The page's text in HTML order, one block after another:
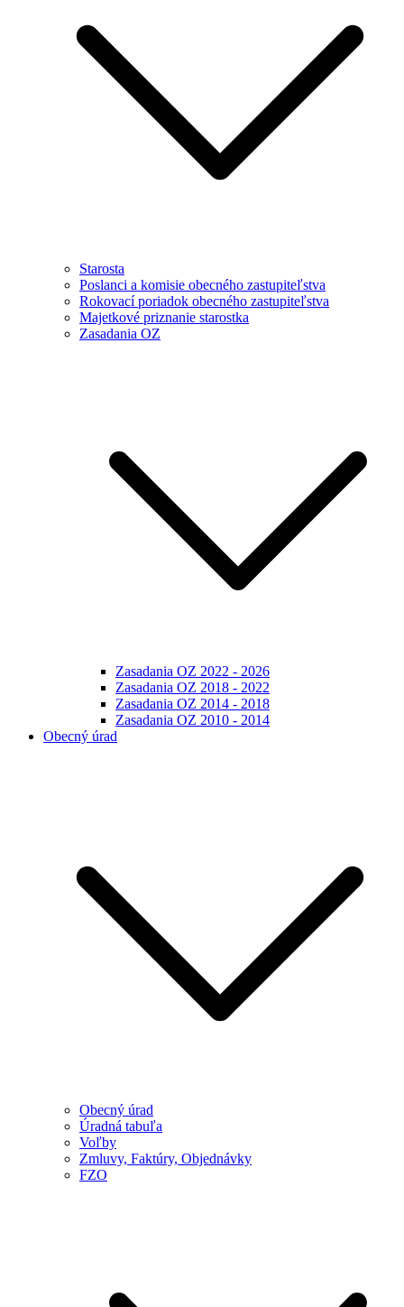
Starosta
Poslanci a komisie obecného zastupiteľstva
Rokovací poriadok obecného zastupiteľstva
Majetkové priznanie starostka
Zasadania OZ
Zasadania OZ 2022 - 2026
Zasadania OZ 2018 - 2022
Zasadania OZ 2014 - 2018
Zasadania OZ 2010 - 2014
Obecný úrad
Obecný úrad
Úradná tabuľa
Voľby
Zmluvy, Faktúry, Objednávky
FZO